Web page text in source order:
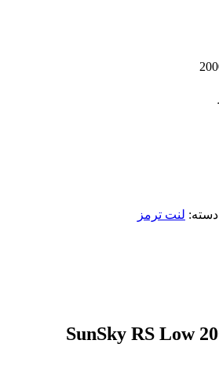
دسته: لنت ترمز
لنت جلو زانتيا 2000 SunSky RS Low